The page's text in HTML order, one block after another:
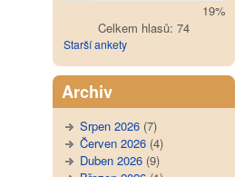
19%
Celkem hlasů: 74
Starší ankety
Archiv
Srpen 2026(7)
Červen 2026(4)
Duben 2026(9)